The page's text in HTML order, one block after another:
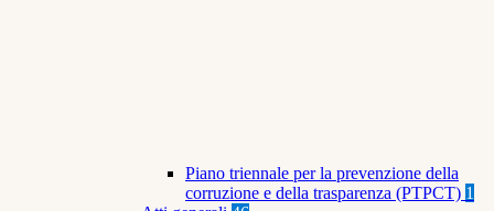
Piano triennale per la prevenzione della
corruzione e della trasparenza (PTPCT) 1